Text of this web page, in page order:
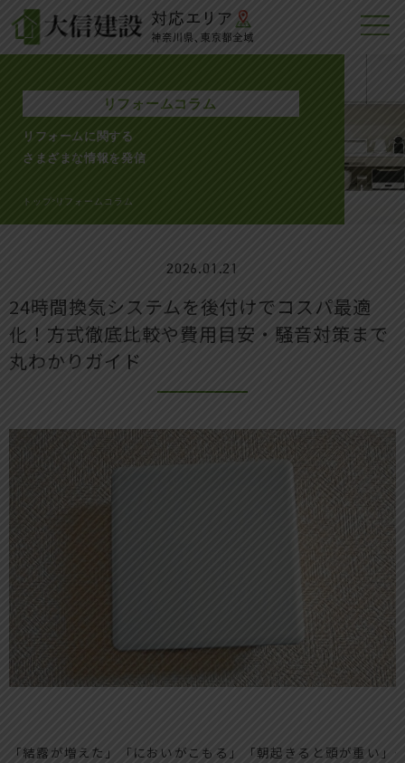
リフォームコラム
リフォームに関する
さまざまな情報を発信
トップ >リフォームコラム
2026.01.21
24時間換気システムを後付けでコスパ最適
化！方式徹底比較や費用目安・騒音対策まで
丸わかりガイド
「結露が増えた」「においがこもる」「朝起きると頭が重い」――